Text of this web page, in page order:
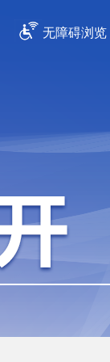
无障碍浏览